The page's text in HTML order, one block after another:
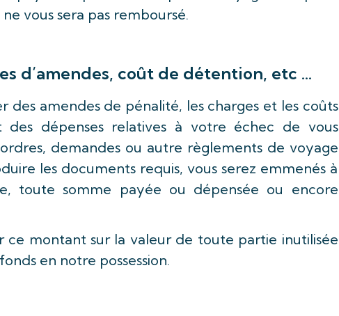
vous sera pas remboursé.
d’amendes, coût de détention, etc …
des amendes de pénalité, les charges et les coûts
dépenses relatives à votre échec de vous
demandes ou autre règlements de voyage
les documents requis, vous serez emmenés à
toute somme payée ou dépensée ou encore
ce montant sur la valeur de toute partie inutilisée
en notre possession.